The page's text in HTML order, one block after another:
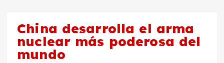
China desarrolla el arma
nuclear más poderosa del
mundo